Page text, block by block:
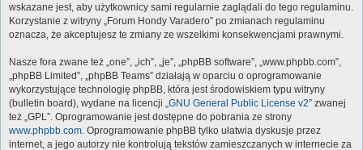
wskazane jest, aby użytkownicy sami regularnie zaglądali do tego regulaminu.
Korzystanie z witryny „Forum Hondy Varadero” po zmianach regulaminu
oznacza, że akceptujesz te zmiany ze wszelkimi konsekwencjami prawnymi.
Nasze fora zwane też „one”, „ich”, „je”, „phpBB software”, „www.phpbb.com”,
„phpBB Limited”, „phpBB Teams” działają w oparciu o oprogramowanie
wykorzystujące technologię phpBB, która jest środowiskiem typu witryny
(bulletin board), wydane na licencji „GNU General Public License v2” zwanej
też „GPL”. Oprogramowanie jest dostępne do pobrania ze strony
www.phpbb.com. Oprogramowanie phpBB tylko ułatwia dyskusje przez
internet, a jego autorzy nie kontrolują tekstów zamieszczanych w internecie za